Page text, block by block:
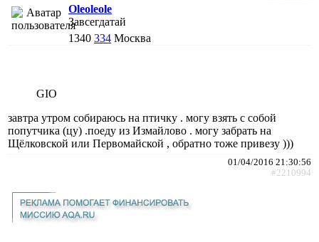
Oleoleole
Завсегдатай
1340 334 Москва
GIO
завтра утром собираюсь на птичку . могу взять с собой
попутчика (цу) .поеду из Измайлово . могу забрать на
Щёлковской или Первомайской , обратно тоже привезу )))
01/04/2016 21:30:56
#2210994